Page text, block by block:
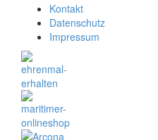
Kontakt
Datenschutz
Impressum